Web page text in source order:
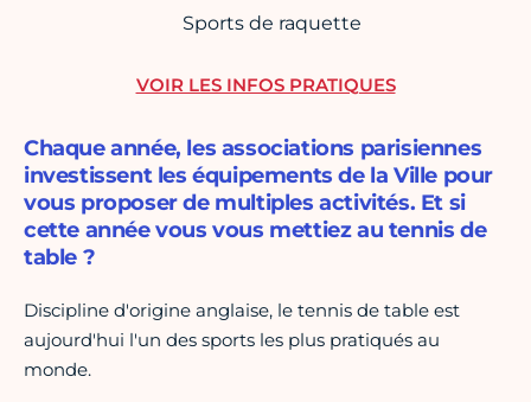
Sports de raquette
Chaque année, les associations parisiennes
investissent les équipements de la Ville pour
vous proposer de multiples activités. Et si
cette année vous vous mettiez au tennis de
table ?
Discipline d'origine anglaise, le tennis de table est
aujourd'hui l'un des sports les plus pratiqués au
monde.
VOIR LES INFOS PRATIQUES